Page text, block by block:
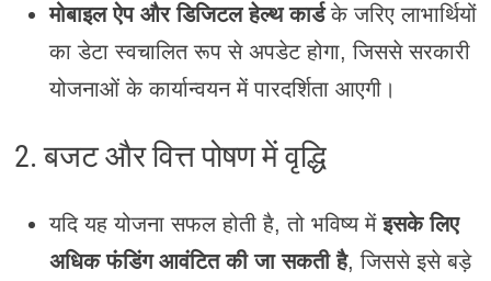
मोबाइल ऐप और डिजिटल हेल्थ कार्डके जरिए लाभार्थियों
का डेटा स्वचालित रूप से अपडेट होगा, जिससे सरकारी
योजनाओं के कार्यान्वयन में पारदर्शिता आएगी।
2. बजट और वित्त पोषण में वृद्धि
यदि यह योजना सफल होती है, तो भविष्य मेंइसके लिए
अधिक फंडिंग आवंटित की जा सकती है, जिससे इसे बड़े